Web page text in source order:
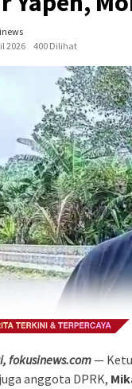
2026
400 Dilihat
fokusinews.com—
anggota DPRK,